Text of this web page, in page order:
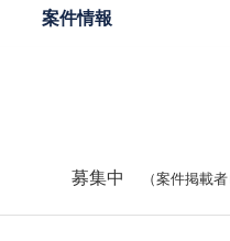
案件情報
募集中 （案件掲載